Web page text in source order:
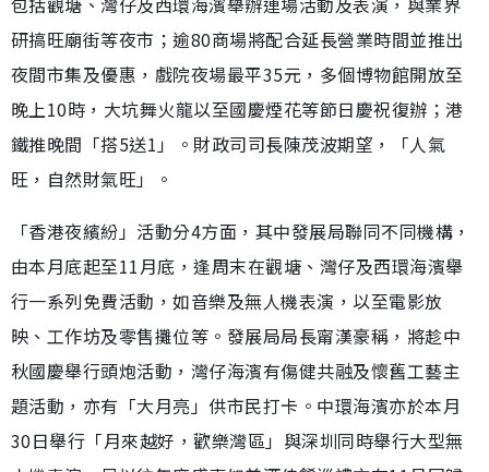
研搞旺廟街等夜市；逾80商場將配合延長營業時間並推出
夜間市集及優惠，戲院夜場最平35元，多個博物館開放至
晚上10時，大坑舞火龍以至國慶煙花等節日慶祝復辦；港
鐵推晚間「搭5送1」。財政司司長陳茂波期望，「人氣
旺，自然財氣旺」。
「香港夜繽紛」活動分4方面，其中發展局聯同不同機構，
由本月底起至11月底，逢周末在觀塘、灣仔及西環海濱舉
行一系列免費活動，如音樂及無人機表演，以至電影放
映、工作坊及零售攤位等。發展局局長甯漢豪稱，將趁中
秋國慶舉行頭炮活動，灣仔海濱有傷健共融及懷舊工藝主
題活動，亦有「大月亮」供市民打卡。中環海濱亦於本月
30日舉行「月來越好，歡樂灣區」與深圳同時舉行大型無